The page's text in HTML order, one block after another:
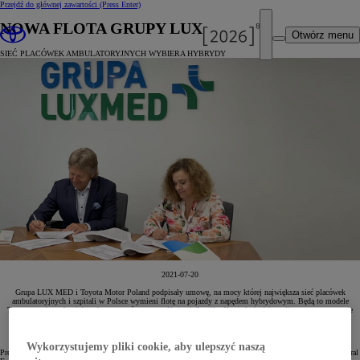
Przejdź do głównej zawartości (Press Enter)
Otwórz menu
NOWA FLOTA GRUPY LUX MED
SIEĆ PLACÓWEK AMBULATORYJNYCH WYBIERA HYBRYDY
2021-07-20
Grupa LUX MED i Toyota Motor Poland podpisały umowę, na mocy której największa sieć placówek
ambulatoryjnych i szpitali w Polsce wymieni flotę na pojazdy z napędem hybrydowym. Będą to modele
Toyoty z najpopularniejszych segmentów, w tymYarisyiCorolle. Kontrakt będzie realizowany w systemie
Prezes Grupy LUX MED Anna Rulkiewicz i dr Jacek Pawlak, prezydent Toyota Motor Poland i Toyota Central
Wykorzystujemy pliki cookie, aby ulepszyć naszą